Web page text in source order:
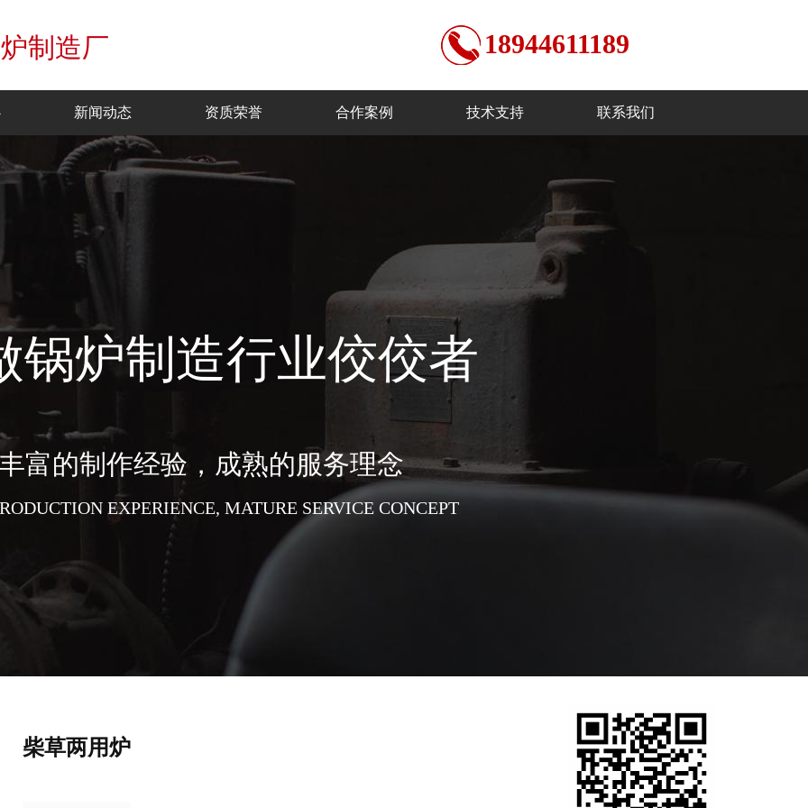
18944611189
制造厂
新闻动态 资质荣誉 合作案例 技术支持 联系我们
EXPERIENCE, MATURE SERVICE CONCEPT
锅炉制造行业佼佼者
富的制作经验，成熟的服务理念
柴草两用炉